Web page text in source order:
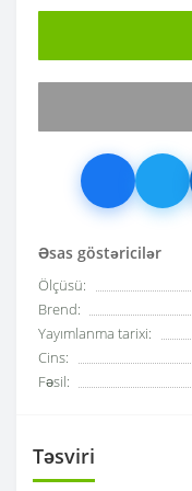
Əsas göstəricilər
Ölçüsü:
Brend:
Yayımlanma tarixi:
Cins:
Fəsil:
Təsviri